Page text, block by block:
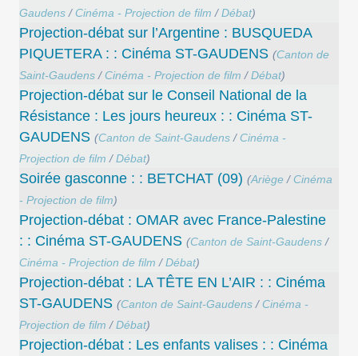
Gaudens / Cinéma - Projection de film /Débat)
Projection-débat sur l’Argentine : BUSQUEDA
PIQUETERA : : Cinéma ST-GAUDENS (Canton de
Saint-Gaudens / Cinéma - Projection de film /Débat)
Projection-débat sur le Conseil National de la
Résistance : Les jours heureux : : Cinéma ST-
GAUDENS (Canton de Saint-Gaudens / Cinéma -
Projection de film /Débat)
Soirée gasconne : : BETCHAT (09) (Ariège / Cinéma
- Projection de film)
Projection-débat : OMAR avec France-Palestine
: : Cinéma ST-GAUDENS (Canton de Saint-Gaudens /
Cinéma - Projection de film /Débat)
Projection-débat : LA TÊTE EN L’AIR : : Cinéma
ST-GAUDENS (Canton de Saint-Gaudens / Cinéma -
Projection de film /Débat)
Projection-débat : Les enfants valises : : Cinéma